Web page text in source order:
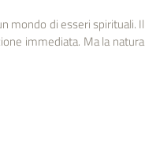
mondo di esseri spirituali. Il
immediata. Ma la natura